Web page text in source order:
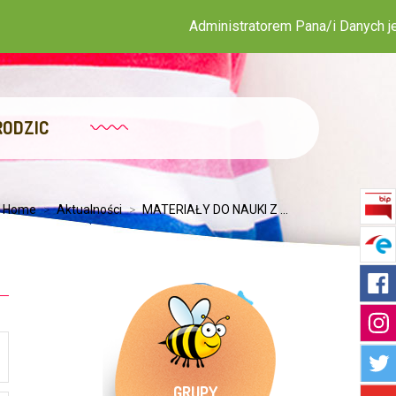
Administratorem Pana/i Danych jest
Home > Aktualności > MATERIAŁY DO NAUKI Z ...